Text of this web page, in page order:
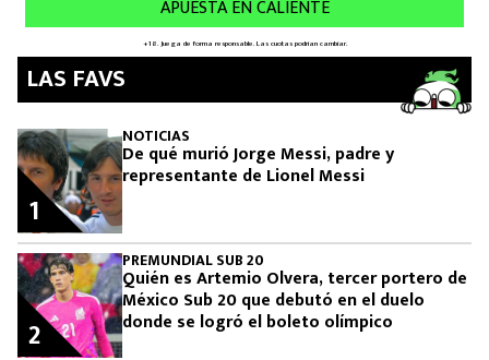
LAS FAVS
NOTICIAS
De qué murió Jorge Messi, padre y
representante de Lionel Messi
1
PREMUNDIAL SUB 20
Quién es Artemio Olvera, tercer portero de
México Sub 20 que debutó en el duelo
donde se logró el boleto olímpico
2